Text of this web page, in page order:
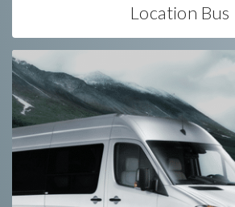
Location Bus